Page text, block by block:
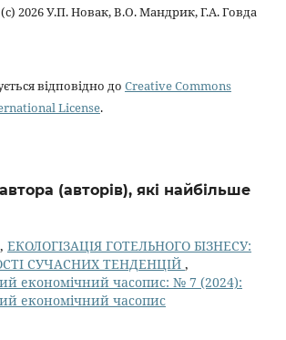
2026 У.П. Новак, В.О. Мандрик, Г.А. Говда
відповідно до Creative Commons
License.
(авторів), які найбільше
ЕКОЛОГІЗАЦІЯ ГОТЕЛЬНОГО БІЗНЕСУ:
СУЧАСНИХ ТЕНДЕНЦІЙ ,
економічний часопис: № 7 (2024):
економічний часопис